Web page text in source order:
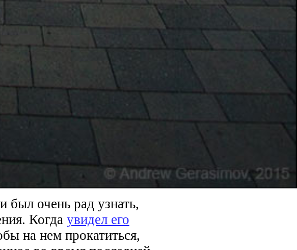
очень рад узнать,
Когда увидел его
на нем прокатиться,